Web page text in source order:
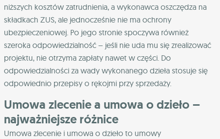
niższych kosztów zatrudnienia, a wykonawca oszczędza na
składkach ZUS, ale jednocześnie nie ma ochrony
ubezpieczeniowej. Po jego stronie spoczywa również
szeroka odpowiedzialność – jeśli nie uda mu się zrealizować
projektu, nie otrzyma zapłaty nawet w części. Do
odpowiedzialności za wady wykonanego dzieła stosuje się
odpowiednio przepisy o rękojmi przy sprzedaży.
Umowa zlecenie a umowa o dzieło –
najważniejsze różnice
Umowa zlecenie i umowa o dzieło to umowy